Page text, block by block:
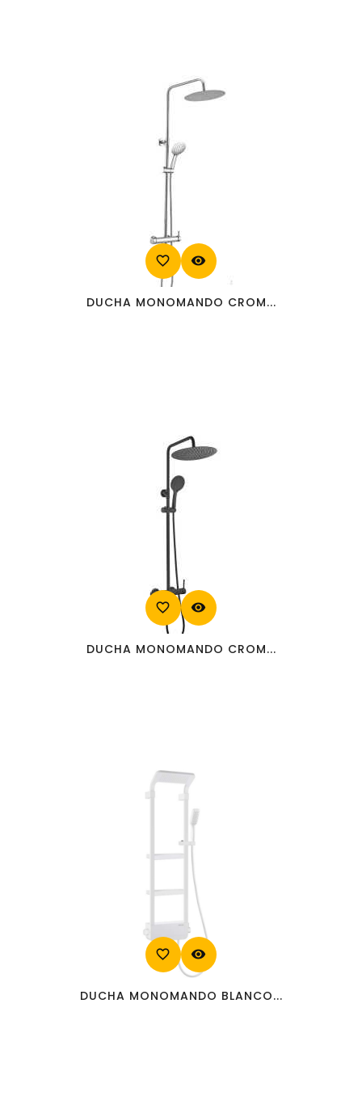
favorite_border visibility
DUCHA MONOMANDO CROM...
favorite_border visibility
DUCHA MONOMANDO CROM...
favorite_border visibility
DUCHA MONOMANDO BLANCO...